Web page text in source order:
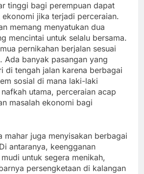
tinggi bagi perempuan dapat
jika terjadi perceraian.
memang menyatukan dua
mencintai untuk selalu bersama.
pernikahan berjalan sesuai
Ada banyak pasangan yang
di tengah jalan karena berbagai
sosial di mana laki-laki
utama, perceraian acap
masalah ekonomi bagi
mahar juga menyisakan berbagai
antaranya, keengganan
untuk segera menikah,
persengketaan di kalangan